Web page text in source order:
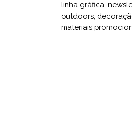
linha gráfica,
outdoors,
materiais